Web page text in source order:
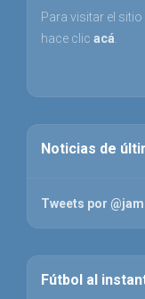
Para visitar el
hace clic acá
Noticias de
Tweets por
Fútbol al